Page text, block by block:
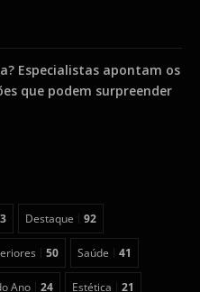
Especialistas apontam os
que podem surpreender
Destaque 92
50 Saúde 41
Ano 24 Estética 21